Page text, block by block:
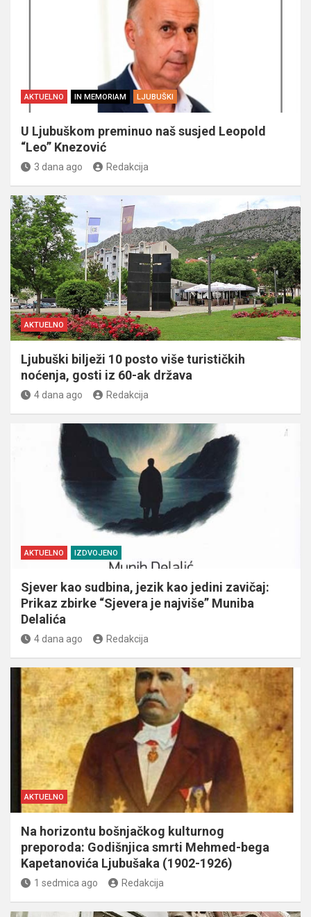
AKTUELNO IN MEMORIAM LJUBUŠKI
U Ljubuškom preminuo naš susjed Leopold
“Leo” Knezović
3 dana ago Redakcija
AKTUELNO
Ljubuški bilježi 10 posto više turističkih
noćenja, gosti iz 60-ak država
4 dana ago Redakcija
AKTUELNO IZDVOJENO
Sjever kao sudbina, jezik kao jedini zavičaj:
Prikaz zbirke “Sjevera je najviše” Muniba
Delalića
4 dana ago Redakcija
AKTUELNO
Na horizontu bošnjačkog kulturnog
preporoda: Godišnjica smrti Mehmed-bega
Kapetanovića Ljubušaka (1902-1926)
1 sedmica ago Redakcija